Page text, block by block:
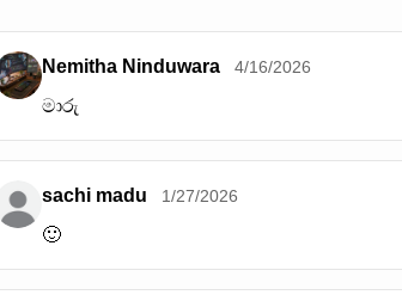
Nemitha Ninduwara 4/16/2026
මාරු
sachi madu 1/27/2026
🙂